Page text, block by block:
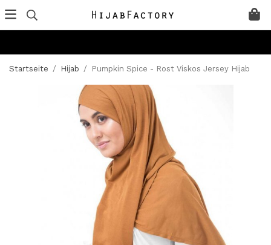
Startseite / Hijab / Pumpkin Spice - Rost Viskos Jersey Hijab